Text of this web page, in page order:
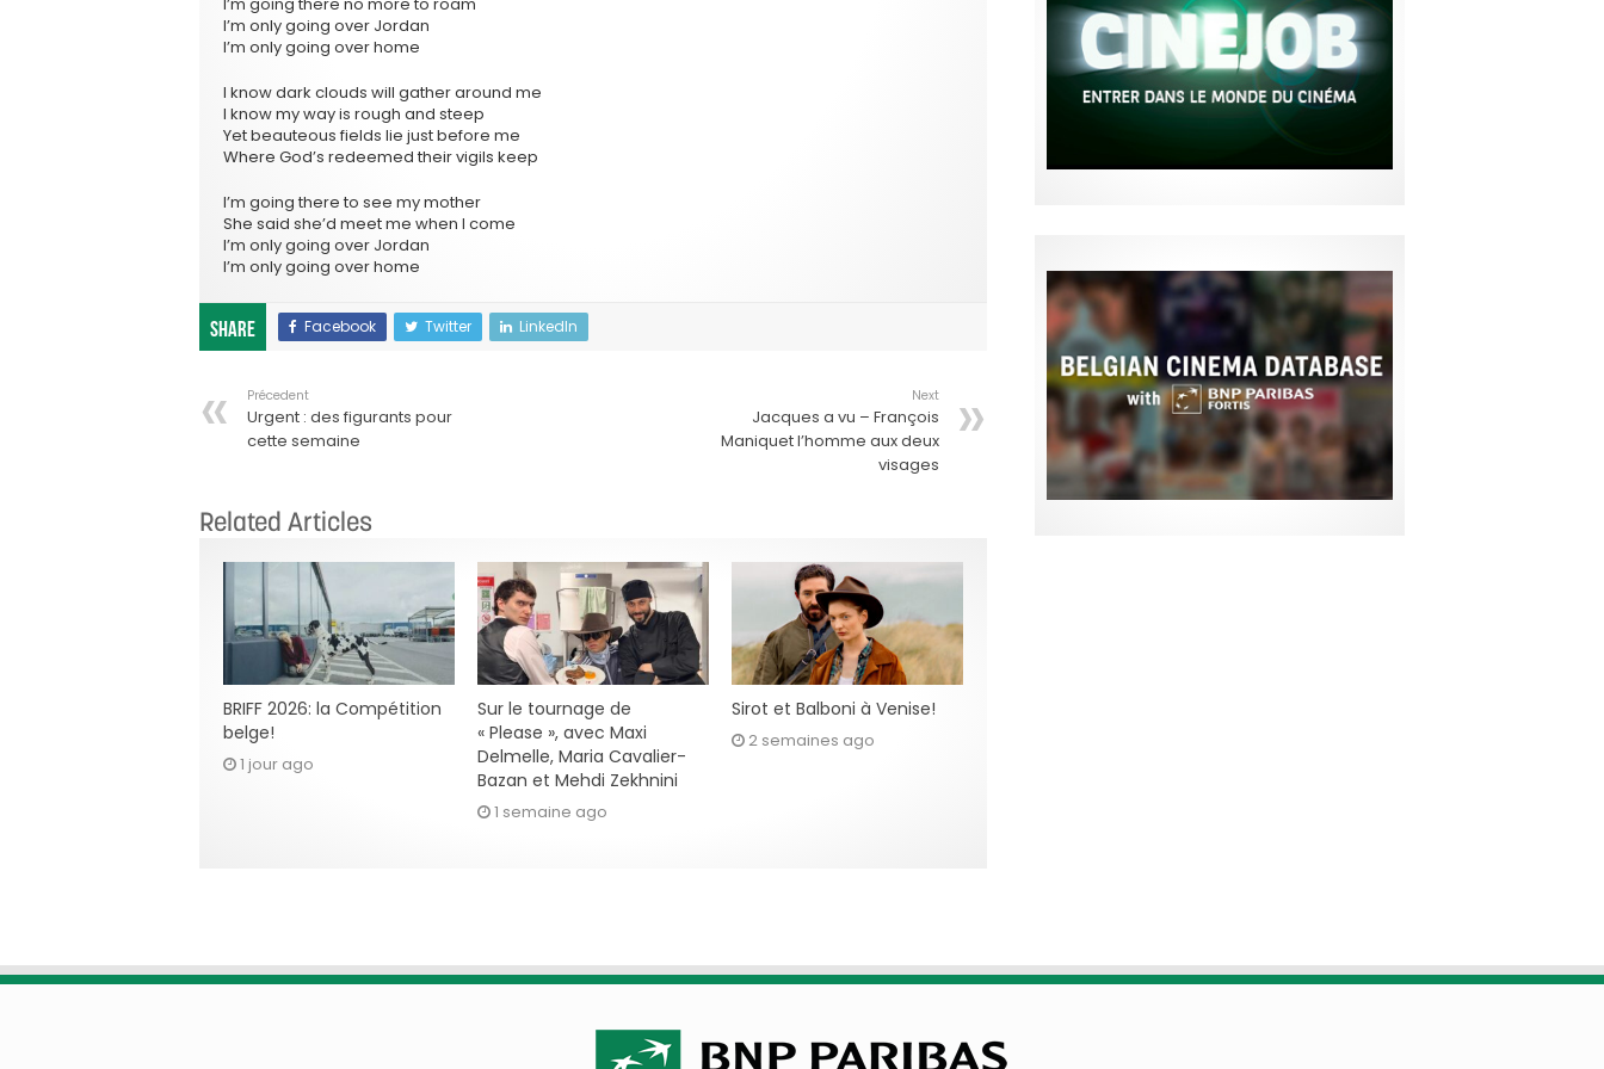
I’m only going over Jordan
I’m only going over home
I know dark clouds will gather around me
I know my way is rough and steep
Yet beauteous fields lie just before me
Where God’s redeemed their vigils keep
I’m going there to see my mother
She said she’d meet me when I come
I’m only going over Jordan
I’m only going over home
Share Facebook Twitter LinkedIn
Précedent
Urgent : des figurants pour
cette semaine
Next
Jacques a vu – François
Maniquet l’homme aux deux
visages
Related Articles
BRIFF 2026: la Compétition
belge!
1 jour ago
Sur le tournage de
« Please », avec Maxi
Delmelle, Maria Cavalier-
Bazan et Mehdi Zekhnini
1 semaine ago
Sirot et Balboni à Venise!
2 semaines ago